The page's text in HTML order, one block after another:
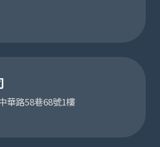
華路58巷68號1樓